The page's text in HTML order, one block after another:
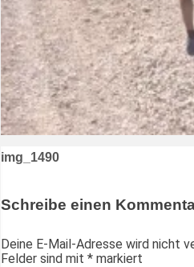
Beitragsnavigation
img_1490
Schreibe einen
Deine E-Mail-Adresse wird nicht
Felder sind mit * markiert